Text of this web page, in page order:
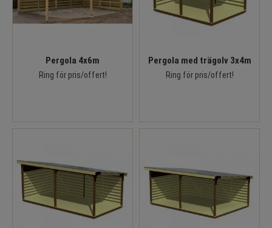
Pergola 4x6m
Ring för pris/offert!
Pergola med trägolv 3x4m
Ring för pris/offert!